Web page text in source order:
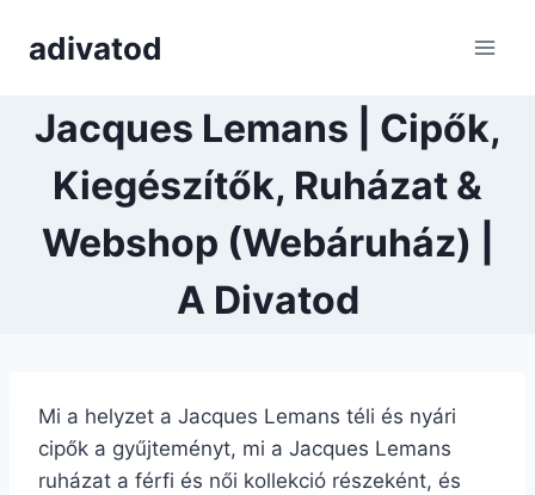
adivatod
Jacques Lemans | Cipők,
Kiegészítők, Ruházat &
Webshop (Webáruház) |
A Divatod
Mi a helyzet a Jacques Lemans téli és nyári
cipők a gyűjteményt, mi a Jacques Lemans
ruházat a férfi és női kollekció részeként, és